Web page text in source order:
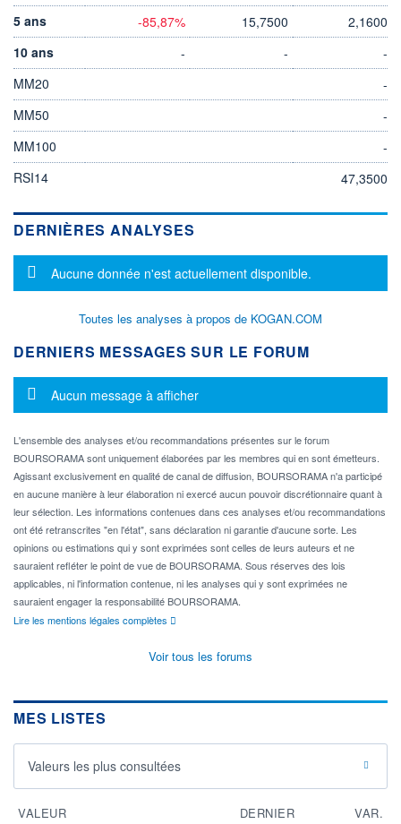
5 ans
-85,87% 15,7500
2,1600
10 ans
- -
-
MM20
-
MM50
-
MM100
-
RSI14
47,3500
DERNIÈRES ANALYSES
Message d'information
Aucune donnée n'est actuellement disponible.
Toutes les analyses à propos de KOGAN.COM
DERNIERS MESSAGES SUR LE FORUM
Message d'information
Aucun message à afficher
L'ensemble des analyses et/ou recommandations présentes sur le forum
BOURSORAMA sont uniquement élaborées par les membres qui en sont émetteurs.
Agissant exclusivement en qualité de canal de diffusion, BOURSORAMA n'a participé
en aucune manière à leur élaboration ni exercé aucun pouvoir discrétionnaire quant à
leur sélection. Les informations contenues dans ces analyses et/ou recommandations
ont été retranscrites "en l'état", sans déclaration ni garantie d'aucune sorte. Les
opinions ou estimations qui y sont exprimées sont celles de leurs auteurs et ne
sauraient refléter le point de vue de BOURSORAMA. Sous réserves des lois
applicables, ni l'information contenue, ni les analyses qui y sont exprimées ne
sauraient engager la responsabilité BOURSORAMA.
Lire les mentions légales complètes
Voir tous les forums
MES LISTES
Valeurs les plus consultées
VALEUR DERNIER VAR.